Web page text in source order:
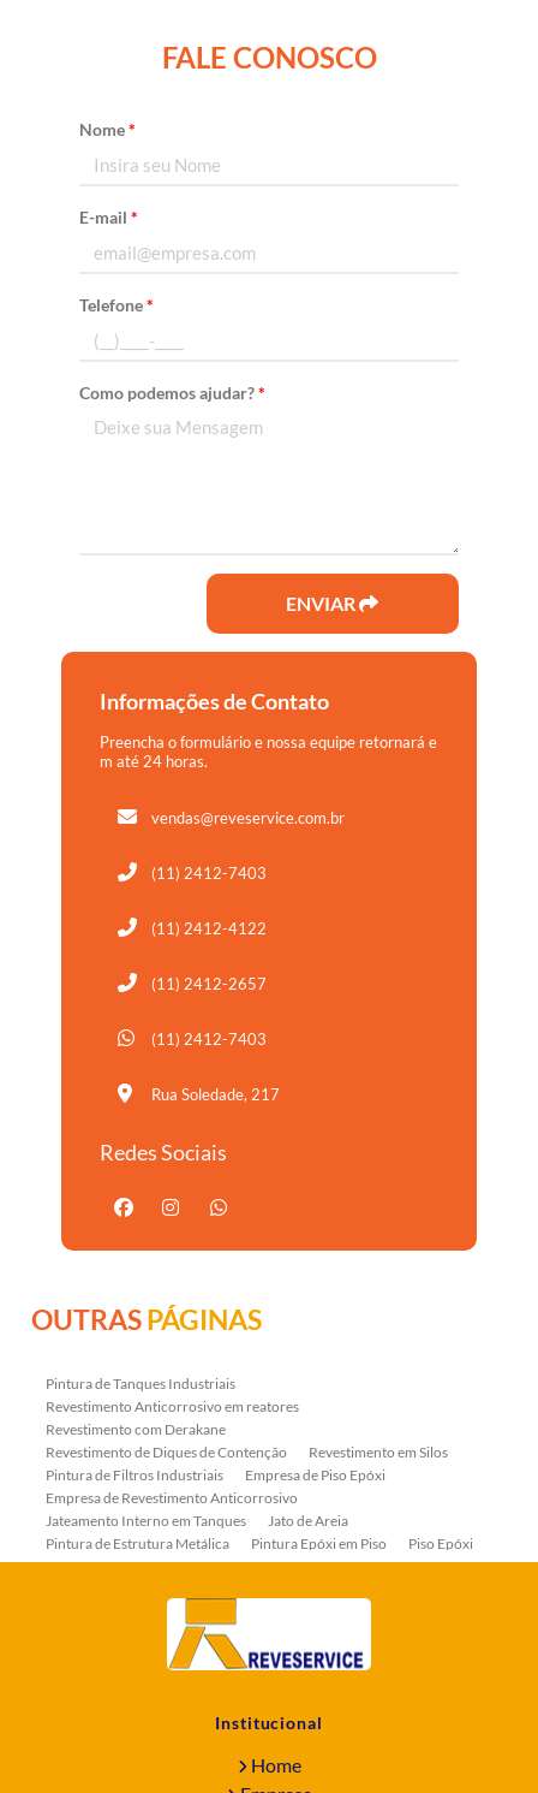
FALE CONOSCO
Informações de Contato
Preencha o formulário e nossa equipe retornará e
m até 24 horas.
vendas@reveservice.com.br
(11) 2412-7403
(11) 2412-4122
(11) 2412-2657
(11) 2412-7403
Rua Soledade, 217
Redes Sociais
Nome*
E-mail*
Telefone*
Como podemos ajudar?*
ENVIAR
OUTRASPÁGINAS
Pintura de Tanques Industriais
Revestimento Anticorrosivo em reatores
Revestimento com Derakane
Revestimento de Diques de Contenção
Revestimento em Silos
Pintura de Filtros Industriais
Empresa de Piso Epóxi
Empresa de Revestimento Anticorrosivo
Jateamento Interno em Tanques
Jato de Areia
Pintura de Estrutura Metálica
Pintura Epóxi em Piso
Piso Epóxi
Piso Epóxi Autonivelante
Revestimento E-coat em Serpentinas
Revestimentos Anticorrosivos em Trocadores de Calor
Revestimentos em Tanques
Revestimentos Fenólicos
Empresa Jateamento Abrasivo
Jateamento Abrasivo
Jateamento Abrasivo em Bombas
Jateamento Abrasivo Industrial
Institucional
Home